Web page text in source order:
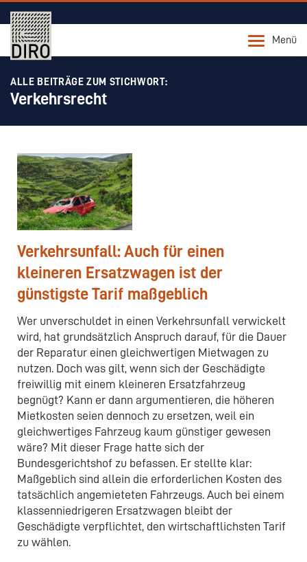
Menü
ALLE BEITRÄGE ZUM STICHWORT:
Verkehrsrecht
Verkehrsunfall: Auch für einen
kleineren Ersatzwagen ist der
günstigste Tarif maßgeblich
Wer unverschuldet in einen Verkehrsunfall verwickelt
wird, hat grundsätzlich Anspruch darauf, für die Dauer
der Reparatur einen gleichwertigen Mietwagen zu
nutzen. Doch was gilt, wenn sich der Geschädigte
freiwillig mit einem kleineren Ersatzfahrzeug
begnügt? Kann er dann argumentieren, die höheren
Mietkosten seien dennoch zu ersetzen, weil ein
gleichwertiges Fahrzeug kaum günstiger gewesen
wäre? Mit dieser Frage hatte sich der
Bundesgerichtshof zu befassen. Er stellte klar:
Maßgeblich sind allein die erforderlichen Kosten des
tatsächlich angemieteten Fahrzeugs. Auch bei einem
klassenniedrigeren Ersatzwagen bleibt der
Geschädigte verpflichtet, den wirtschaftlichsten Tarif
zu wählen.